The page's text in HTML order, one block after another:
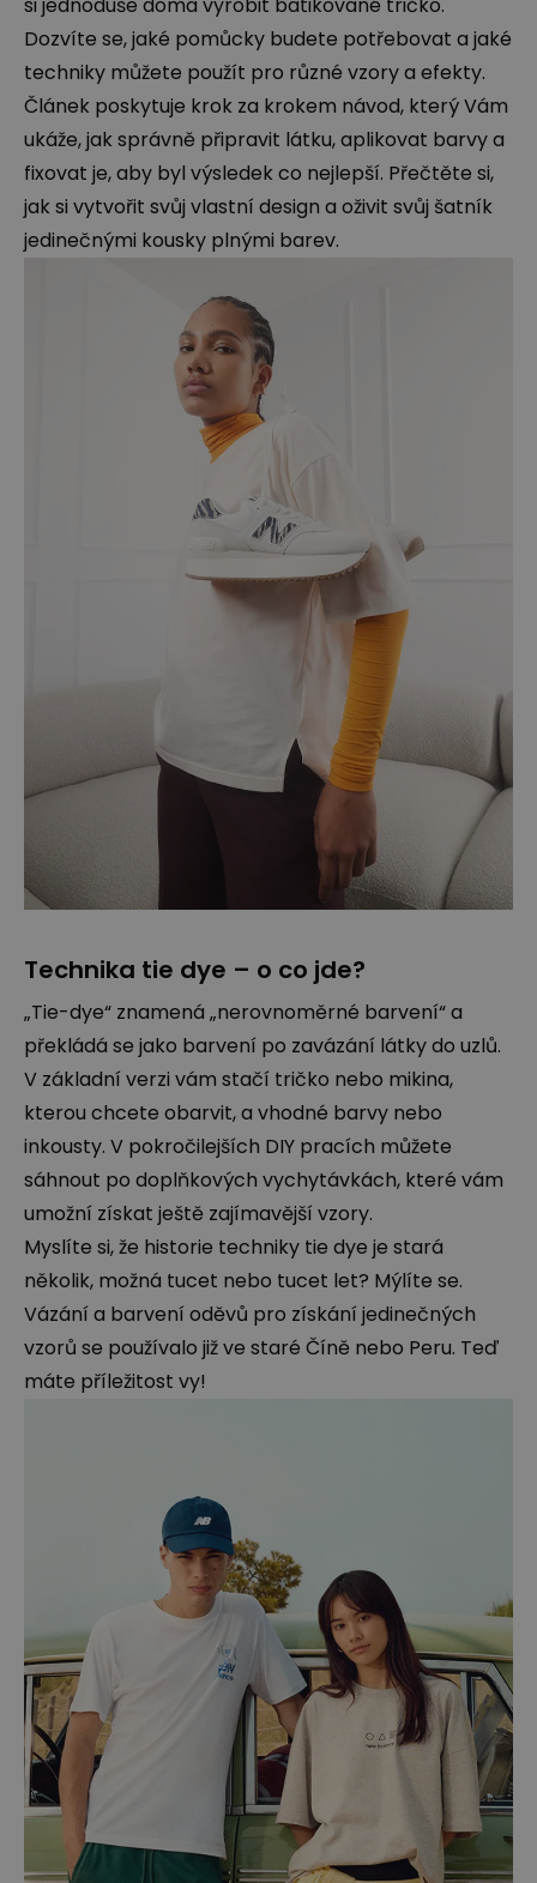
Dozvíte se, jaké pomůcky budete potřebovat a jaké
techniky můžete použít pro různé vzory a efekty.
Článek poskytuje krok za krokem návod, který Vám
ukáže, jak správně připravit látku, aplikovat barvy a
fixovat je, aby byl výsledek co nejlepší. Přečtěte si,
jak si vytvořit svůj vlastní design a oživit svůj šatník
jedinečnými kousky plnými barev.
Technika tie dye – o co jde?
„Tie-dye“ znamená „nerovnoměrné barvení“ a
překládá se jako barvení po zavázání látky do uzlů.
V základní verzi vám stačí tričko nebo mikina,
kterou chcete obarvit, a vhodné barvy nebo
inkousty. V pokročilejších DIY pracích můžete
sáhnout po doplňkových vychytávkách, které vám
umožní získat ještě zajímavější vzory.
Myslíte si, že historie techniky tie dye je stará
několik, možná tucet nebo tucet let? Mýlíte se.
Vázání a barvení oděvů pro získání jedinečných
vzorů se používalo již ve staré Číně nebo Peru. Teď
máte příležitost vy!